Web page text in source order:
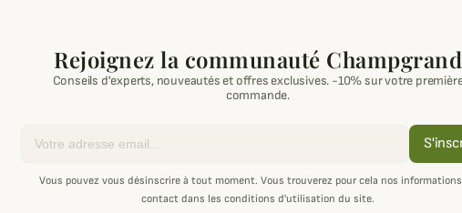
Rejoignez la communauté Champgrand
Conseils d'experts, nouveautés et offres exclusives. -10% sur votre
commande.
Vous pouvez vous désinscrire à tout moment. Vous trouverez pour cela nos
contact dans les conditions d'utilisation du site.